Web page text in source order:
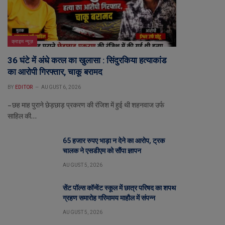
क्राइम न्यूज़
36 घंटे में अंधे कत्ल का खुलासा : सिंदुरकिया हत्याकांड
का आरोपी गिरफ्तार, चाकू बरामद
BY EDITOR AUGUST 6, 2026
– छह माह पुराने छेड़छाड़ प्रकरण की रंजिश में हुई थी शहनवाज उर्फ
साहिल की…
65 हजार रुपए भाड़ा न देने का आरोप, ट्रक
चालक ने एसडीएम को सौंपा ज्ञापन
AUGUST 5, 2026
सेंट पॉल्स कॉन्वेंट स्कूल में छात्र परिषद का शपथ
ग्रहण समारोह गरिमामय माहौल में संपन्न
AUGUST 5, 2026